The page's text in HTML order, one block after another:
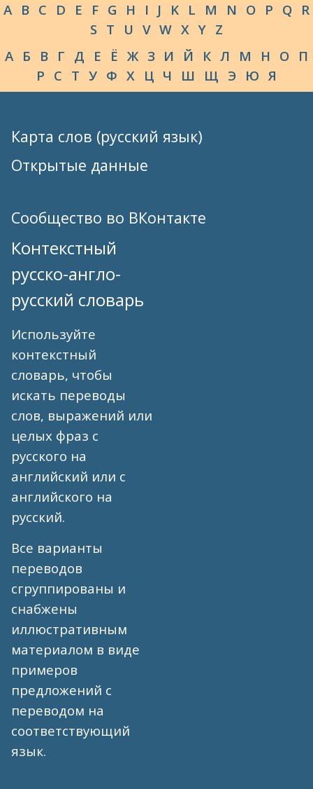
A B C D E F G H I J K L M N O P Q R
S T U V W X Y Z
А Б В Г Д Е Ё Ж З И Й К Л М Н О П
Р С Т У Ф Х Ц Ч Ш Щ Э Ю Я
Карта слов (русский язык)
Открытые данные
Сообщество во ВКонтакте
Контекстный
русско-англо-
русский словарь
Используйте
контекстный
словарь, чтобы
искать переводы
слов, выражений или
целых фраз с
русского на
английский или с
английского на
русский.
Все варианты
переводов
сгруппированы и
снабжены
иллюстративным
материалом в виде
примеров
предложений с
переводом на
соответствующий
язык.